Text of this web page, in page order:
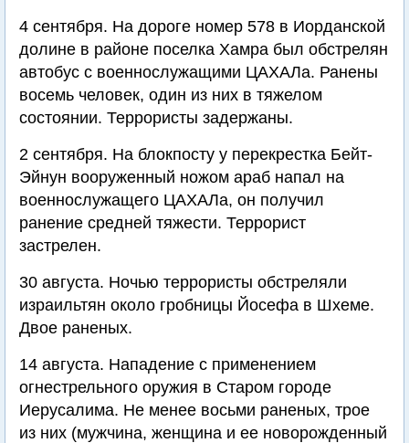
4 сентября. На дороге номер 578 в Иорданской
долине в районе поселка Хамра был обстрелян
автобус с военнослужащими ЦАХАЛа. Ранены
восемь человек, один из них в тяжелом
состоянии. Террористы задержаны.
2 сентября. На блокпосту у перекрестка Бейт-
Эйнун вооруженный ножом араб напал на
военнослужащего ЦАХАЛа, он получил
ранение средней тяжести. Террорист
застрелен.
30 августа. Ночью террористы обстреляли
израильтян около гробницы Йосефа в Шхеме.
Двое раненых.
14 августа. Нападение с применением
огнестрельного оружия в Старом городе
Иерусалима. Не менее восьми раненых, трое
из них (мужчина, женщина и ее новорожденный